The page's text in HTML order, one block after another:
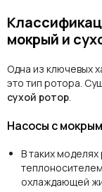
мокрый и
Одна из ключевых
это тип ротора.
сухой ротор.
Насосы с
В таких моделях
охлаждающей